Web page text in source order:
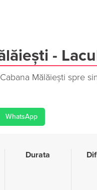
-
Mălăiești spre
WhatsApp
Durata